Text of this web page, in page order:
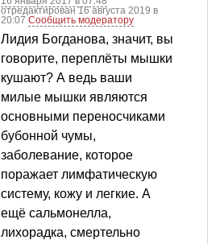
отредактирован 16 августа 2019 в
20:07 Сообщить модератору
Лидия Богданова, значит, вы
говорите, переплёты мышки
кушают? А ведь ваши
милые мышки являются
основными переносчиками
бубонной чумы,
заболевание, которое
поражает лимфатическую
систему, кожу и легкие. А
ещё сальмонелла,
лихорадка, смертельно